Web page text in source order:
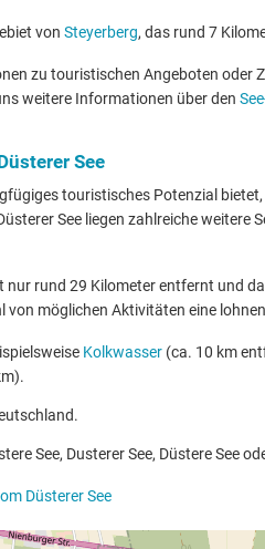
von Steyerberg, das rund 7
zu touristischen Angeboten oder
weitere Informationen über den
See
touristisches Potenzial
See liegen zahlreiche weitere
nur rund 29 Kilometer entfernt und
von möglichen Aktivitäten eine
Kolkwasser (ca. 10 km
See, Dusterer See, Düstere See
Düsterer See